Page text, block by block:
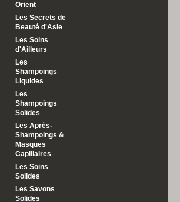
Orient
Les Secrets de
Beauté d'Asie
Les Soins
d'Ailleurs
Les
Shampoings
Liquides
Les
Shampoings
Solides
Les Après-
Shampoings &
Masques
Capillaires
Les Soins
Solides
Les Savons
Solides